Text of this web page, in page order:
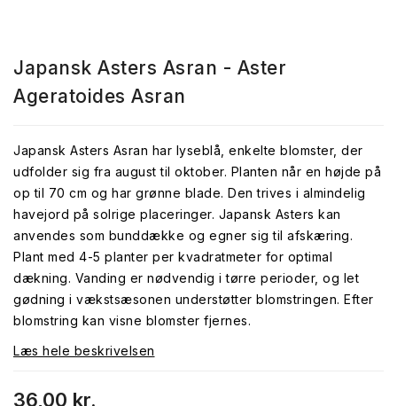
Japansk Asters Asran - Aster
Ageratoides Asran
Japansk Asters Asran har lyseblå, enkelte blomster, der
udfolder sig fra august til oktober. Planten når en højde på
op til 70 cm og har grønne blade. Den trives i almindelig
havejord på solrige placeringer. Japansk Asters kan
anvendes som bunddække og egner sig til afskæring.
Plant med 4-5 planter per kvadratmeter for optimal
dækning. Vanding er nødvendig i tørre perioder, og let
gødning i vækstsæsonen understøtter blomstringen. Efter
blomstring kan visne blomster fjernes.
Læs hele beskrivelsen
36,00 kr.